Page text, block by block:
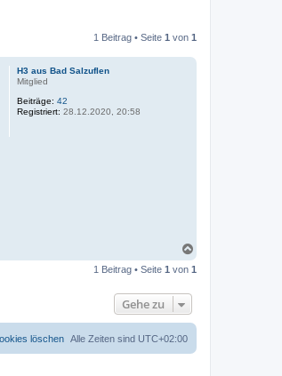
1 Beitrag • Seite 1 von 1
H3 aus Bad Salzuflen
Mitglied
Beiträge: 42
Registriert: 28.12.2020, 20:58
c
1 Beitrag • Seite 1 von 1
Gehe zu
Alle Zeiten sind UTC+02:00
löschen